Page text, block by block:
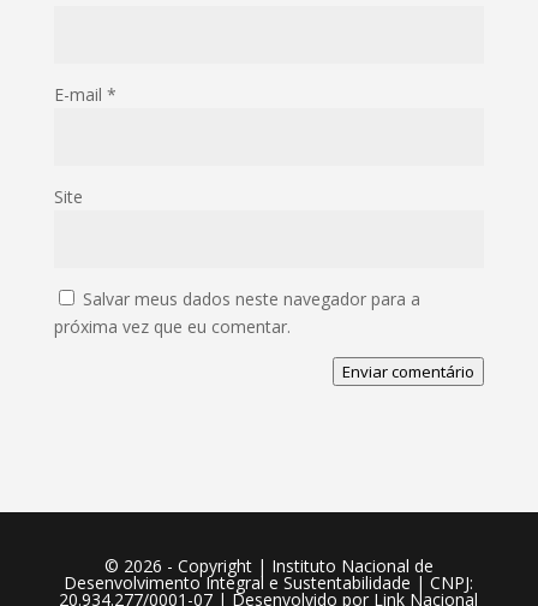
E-mail *
Site
Salvar meus dados neste navegador para a
próxima vez que eu comentar.
Enviar comentário
©️ 2026 - Copyright | Instituto Nacional de
Desenvolvimento Integral e Sustentabilidade | CNPJ:
20.934.277/0001-07 | Desenvolvido por Link Nacional